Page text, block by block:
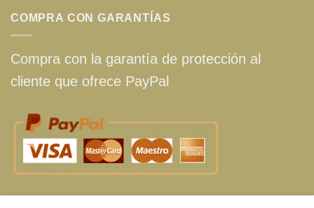
COMPRA CON GARANTÍAS
Compra con la garantía de protección al
cliente que ofrece PayPal